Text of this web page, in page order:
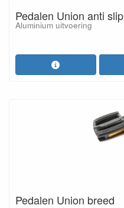
Pedalen Union anti slip
Aluminium uitvoering
Pedalen Union breed